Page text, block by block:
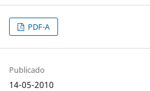
PDF-A
Publicado
14-05-2010